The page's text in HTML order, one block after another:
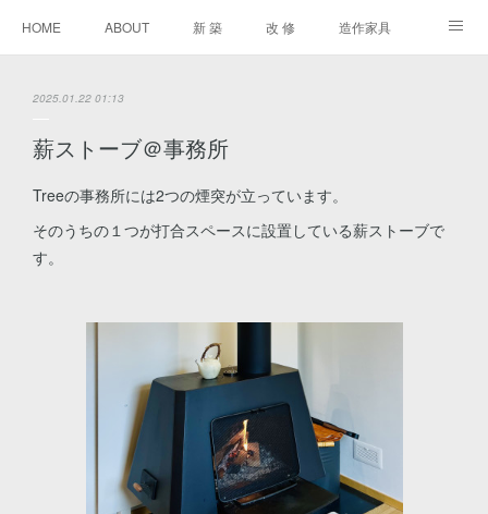
HOME ABOUT 新 築 改 修 造作家具
2025.01.22 01:13
薪ストーブ＠事務所
Treeの事務所には2つの煙突が立っています。
そのうちの１つが打合スペースに設置している薪ストーブで
す。